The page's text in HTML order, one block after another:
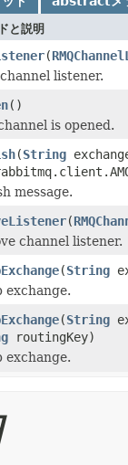
と説明
(
listener.
()
is opened.
(String
message.
(
channel listener.
(String
exchange.
(String
routingKey)
exchange.